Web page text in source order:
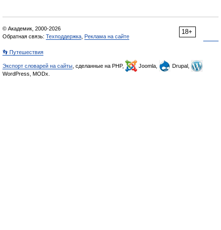
18+
© Академик, 2000-2026
Обратная связь: Техподдержка Реклама на сайте
👣 Путешествия
Экспорт словарей на сайты , сделанные на PHP, Joomla,
Drupal,
WordPress, MODx.